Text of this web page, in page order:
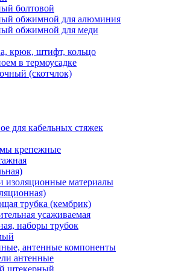
болтовой
обжимной для алюминия
обжимной для меди
крюк, штифт, кольцо
в термоусадке
(скотчлок)
для кабельных стяжек
крепежные
изоляционные материалы
трубка (кембрик)
усаживаемая
наборы трубок
антенные компоненты
антенные
штекерный